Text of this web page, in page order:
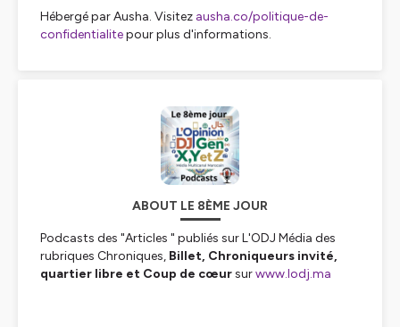
Hébergé par Ausha. Visitez ausha.co/politique-de-
confidentialitepour plus d'informations.
ABOUT LE 8ÈME JOUR
Podcasts des "Articles " publiés sur L'ODJ Média des
rubriques Chroniques, Billet, Chroniqueurs invité,
quartier libre et Coup de cœursurwww.lodj.ma